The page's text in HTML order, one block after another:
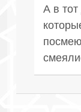
А в